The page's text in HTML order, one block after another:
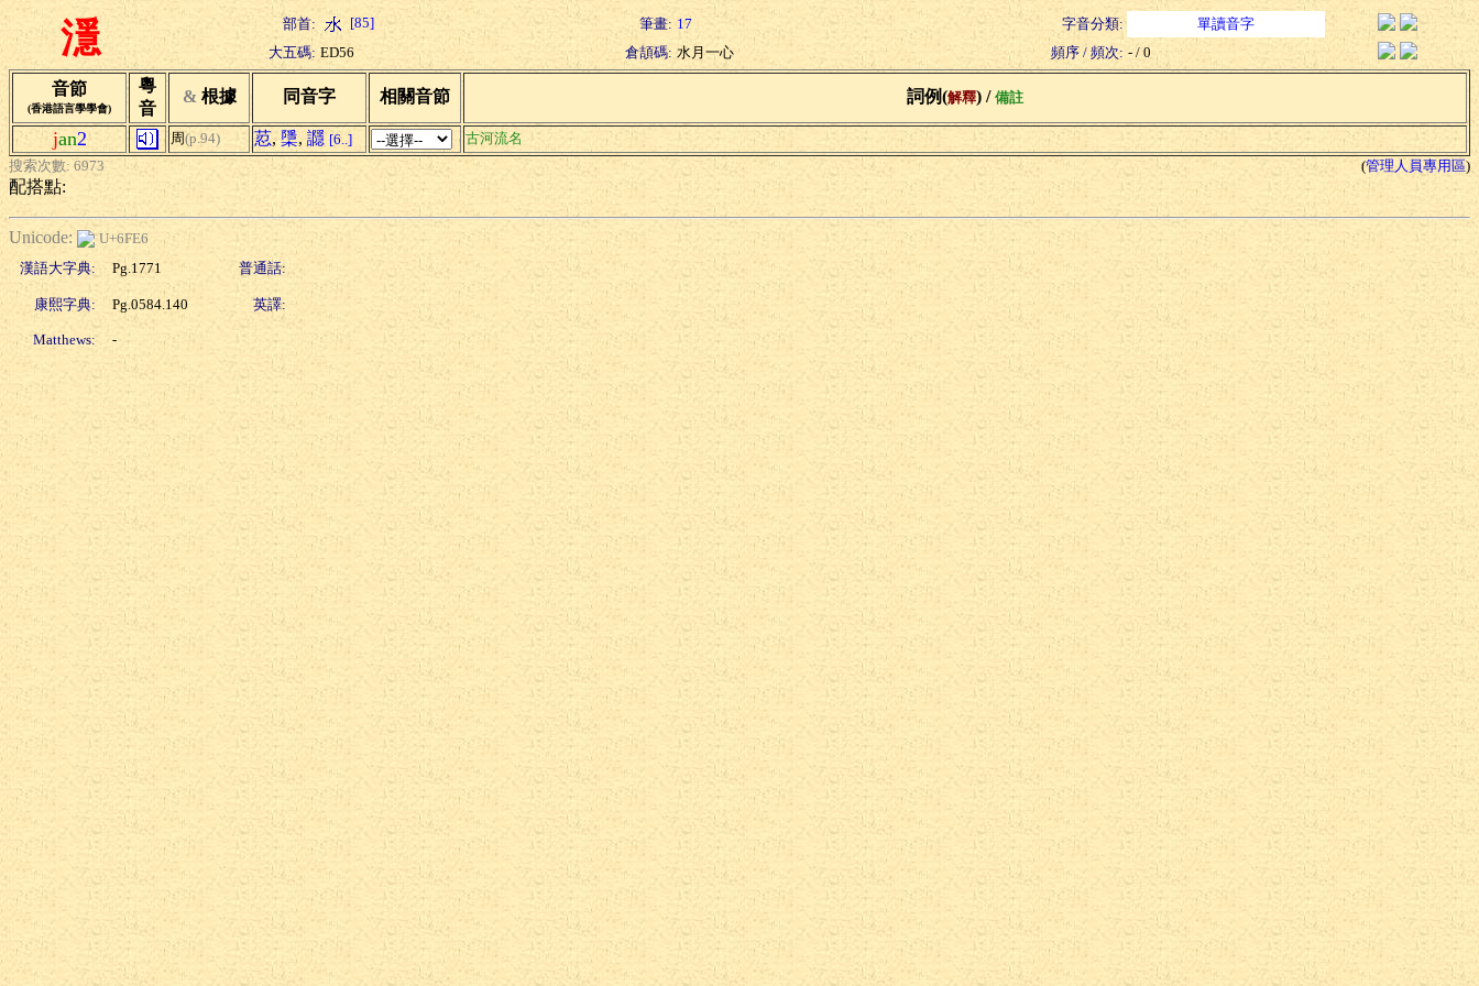
濦 部首: [85] 筆畫: 17 字音分類:
單讀音字
大五碼: ED56 倉頡碼: 水月一心 頻序 / 頻次: - / 0
音節
(香港語言學學會)
粵
音
& 根據 同音字 相關音節 詞例(解釋) / 備註
jan2 周(p.94) 荵, 檃, 讔 [6..]
古河流名
搜索次數: 6973
(管理人員專用區)
配搭點:
Unicode:
U+6FE6
漢語大字典:
Pg.1771 普通話:
康熙字典: Pg.0584.140 英譯:
Matthews: -